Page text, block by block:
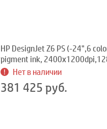
HP DesignJet Z6 PS (-24",6
pigment ink,
Нет в наличии
381 425 руб.